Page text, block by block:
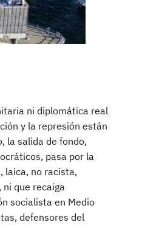
ni diplomática real
y la represión están
la salida de fondo,
pasa por la
laica, no racista,
que recaiga
socialista en Medio
defensores del